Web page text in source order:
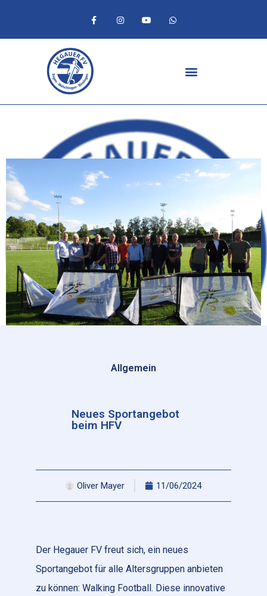
Allgemein
Neues Sportangebot
beim HFV
Oliver Mayer 11/06/2024
Der Hegauer FV freut sich, ein neues
Sportangebot für alle Altersgruppen anbieten
zu können: Walking Football. Diese innovative